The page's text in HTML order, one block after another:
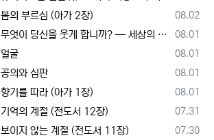
등록일
08.02
봄의 부르심 (아가 2장)
등록일
08.01
무엇이 당신을 웃게 합니까? — 세상의 소리와 거듭난 영혼의 반응
등록일
08.01
얼굴
등록일
08.01
공의와 심판
등록일
08.01
향기를 따라 (아가 1장)
등록일
07.31
기억의 계절 (전도서 12장)
등록일
07.30
보이지 않는 계절 (전도서 11장)